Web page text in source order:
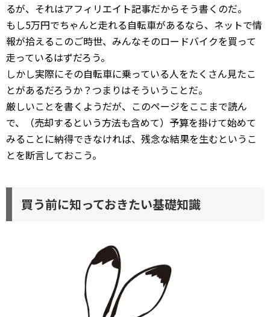
るが、それはアフィリエイト記事だからそう書くのだ。
もし5万円でちゃんと走れる自転車があるなら、ネットで情
報が拾えるこのご時世、みんなそのロードバイクを買って
走っているはずだろう。
しかし実際にその自転車に乗っている人をたくさん見たこ
とがあるだろうか？つまりはそういうことだ。
厳しいことを書くようだが、このページをここまで読ん
で、（売却するという方法も含めて）予算を掛けて始めて
みることに納得できなければ、残念な結果を生むというこ
とを断言しておこう。
買う前に知っておきたい基礎知識